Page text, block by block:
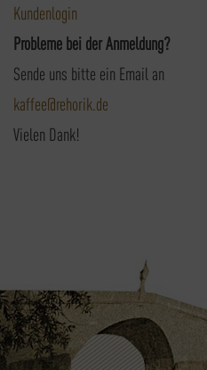
Kundenlogin
Probleme bei der Anmeldung?
Sende uns bitte ein Email an
kaffee@rehorik.de
Vielen Dank!